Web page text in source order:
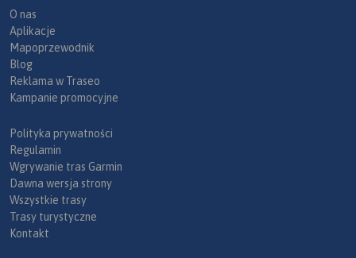
O nas
Aplikacje
Mapoprzewodnik
Blog
Reklama w Traseo
Kampanie promocyjne
Polityka prywatności
Regulamin
Wgrywanie tras Garmin
Dawna wersja strony
Wszystkie trasy
Trasy turystyczne
Kontakt